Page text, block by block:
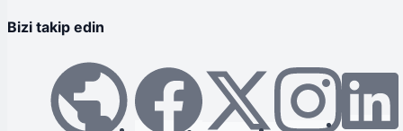
Bizi takip edin